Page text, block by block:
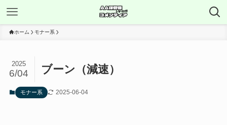
ホーム モナー系
ブーン（減速）
2025
6/04
モナー系 2025-06-04